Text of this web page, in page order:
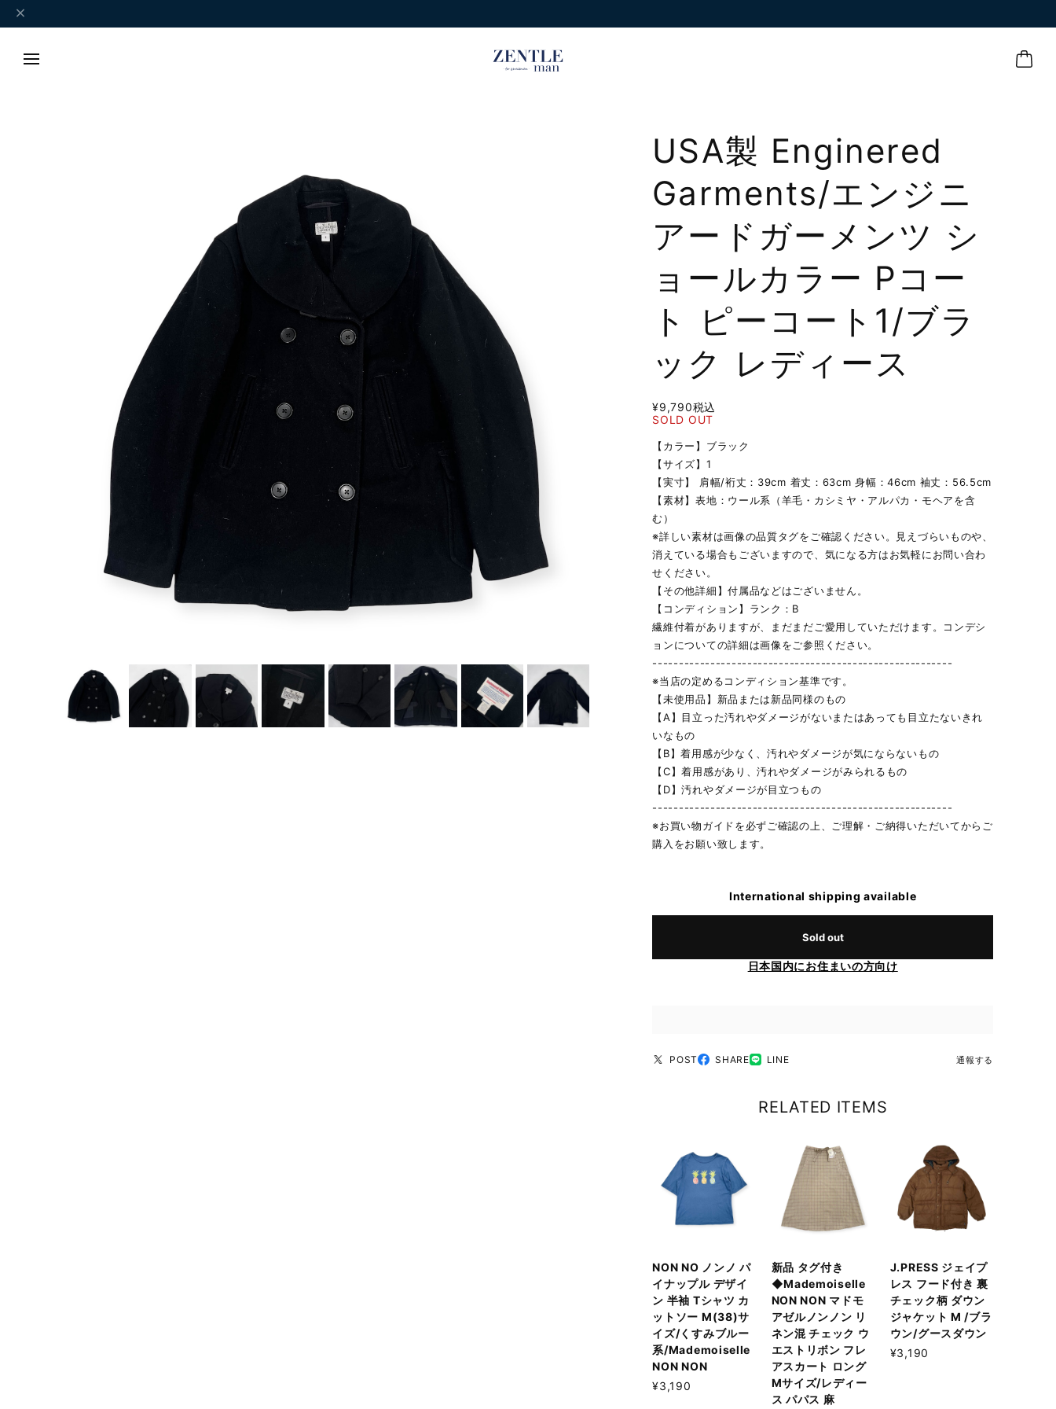
USA製 Enginered
Garments/エンジニ
アードガーメンツ シ
ョールカラー Pコー
ト ピーコート1/ブラ
ック レディース
¥9,790税込
SOLD OUT
【カラー】ブラック
【サイズ】1
【実寸】 肩幅/裄丈：39cm 着丈：63cm 身幅：46cm 袖丈：56.5cm
【素材】表地：ウール系（羊毛・カシミヤ・アルパカ・モヘアを含
む）
※詳しい素材は画像の品質タグをご確認ください。見えづらいものや、
消えている場合もございますので、気になる方はお気軽にお問い合わ
せください。
【その他詳細】付属品などはございません。
【コンディション】ランク：B
繊維付着がありますが、まだまだご愛用していただけます。コンデシ
ョンについての詳細は画像をご参照ください。
---------------------------------------------------------
※当店の定めるコンディション基準です。
【未使用品】新品または新品同様のもの
【A】目立った汚れやダメージがないまたはあっても目立たないきれ
いなもの
【B】着用感が少なく、汚れやダメージが気にならないもの
【C】着用感があり、汚れやダメージがみられるもの
【D】汚れやダメージが目立つもの
---------------------------------------------------------
※お買い物ガイドを必ずご確認の上、ご理解・ご納得いただいてからご
購入をお願い致します。
International shipping available
Sold out
日本国内にお住まいの方向け
POST SHARE LINE 通報する
RELATED ITEMS
NON NO ノンノ パ
イナップル デザイ
ン 半袖 Tシャツ カ
ットソー M(38)サ
イズ/くすみブルー
系/Mademoiselle
NON NON
¥3,190
新品 タグ付き
◆Mademoiselle
NON NON マドモ
アゼルノンノン リ
ネン混 チェック ウ
エストリボン フレ
アスカート ロング
Mサイズ/レディー
ス パパス 麻
J.PRESS ジェイプ
レス フード付き 裏
チェック柄 ダウン
ジャケット M /ブラ
ウン/グースダウン
¥3,190